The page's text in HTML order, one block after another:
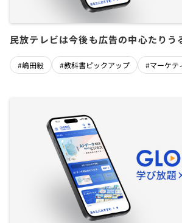
民放テレビは今後も広告の中心たりう
#嶋田毅 #教科書ピックアップ #マーケテ